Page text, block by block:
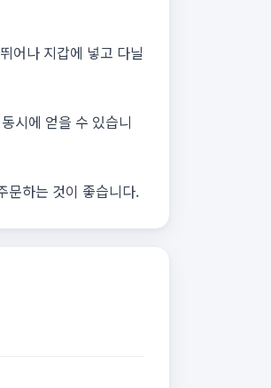
어나 지갑에 넣고 다닐
시에 얻을 수 있습니
문하는 것이 좋습니다.